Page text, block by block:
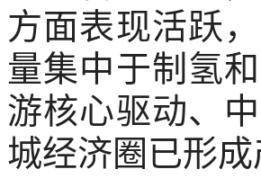
方面表现活跃
量集中于制氢
游核心驱动、
城经济圈已形